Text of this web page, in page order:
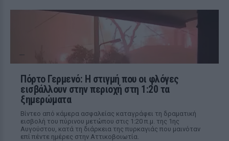
Πόρτο Γερμενό: Η στιγμή που οι φλόγες
εισβάλλουν στην περιοχή στη 1:20 τα
ξημερώματα
Βίντεο από κάμερα ασφαλείας καταγράφει τη δραματική
εισβολή του πύρινου μετώπου στις 1:20 π.μ. της 1ης
Αυγούστου, κατά τη διάρκεια της πυρκαγιάς που μαινόταν
επί πέντε ημέρες στην Αττικοβοιωτία.